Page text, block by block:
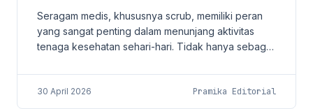
Seragam medis, khususnya scrub, memiliki peran
yang sangat penting dalam menunjang aktivitas
tenaga kesehatan sehari-hari. Tidak hanya sebagai
memberikan...
30 April 2026 Pramika Editorial